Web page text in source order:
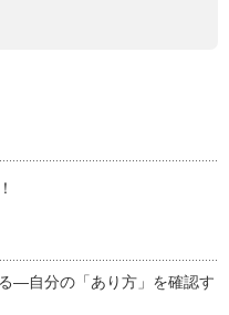
―自分の「あり方」を確認す